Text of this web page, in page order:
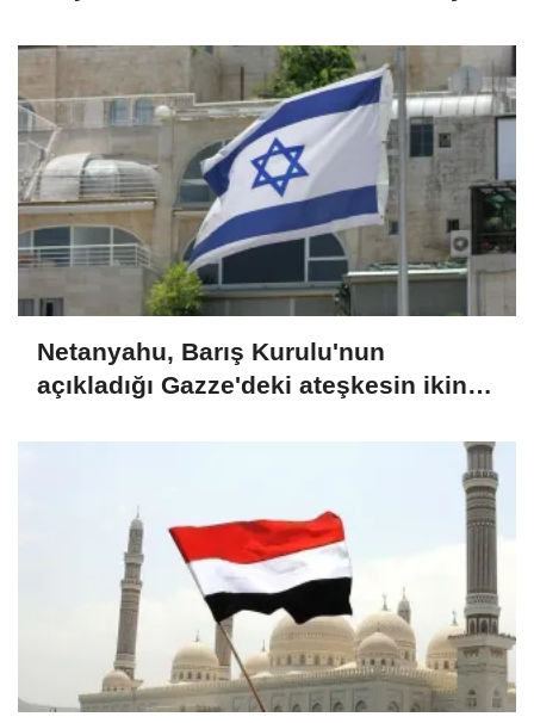
Netanyahu, Barış Kurulu'nun
açıkladığı Gazze'deki ateşkesin ikinci